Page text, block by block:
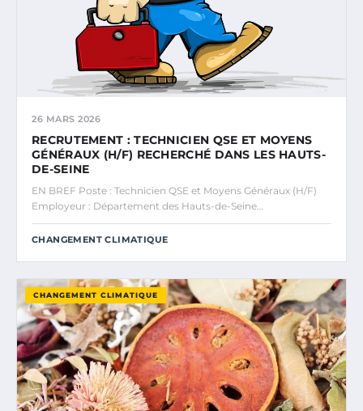
26 MARS 2026
RECRUTEMENT : TECHNICIEN QSE ET MOYENS
GÉNÉRAUX (H/F) RECHERCHÉ DANS LES HAUTS-
DE-SEINE
EN BREF Poste : Technicien QSE et Moyens Généraux (H/F)
Employeur : Département des Hauts-de-Seine…
CHANGEMENT CLIMATIQUE
CHANGEMENT CLIMATIQUE